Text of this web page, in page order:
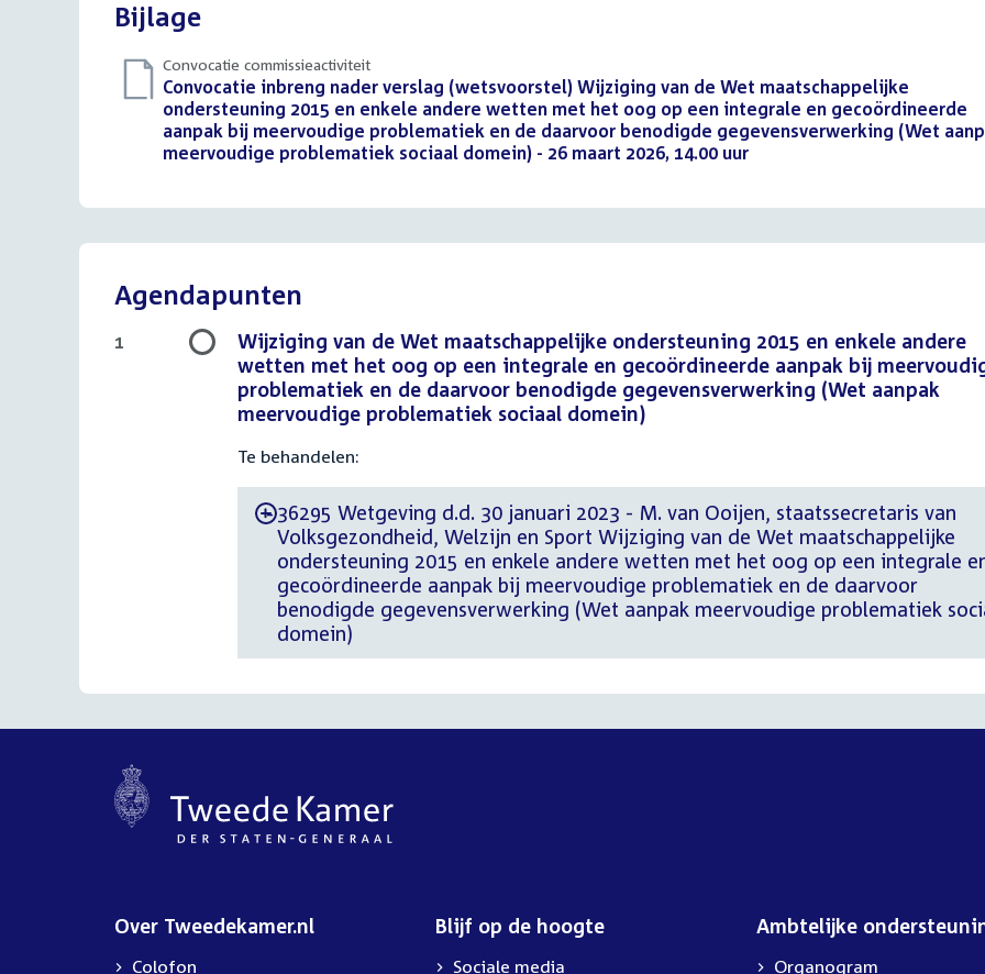
Bijlage
Convocatie commissieactiviteit
Download
bestand:
Convocatie inbreng nader verslag (wetsvoorstel) Wijziging van de Wet maatschappelijke
ondersteuning 2015 en enkele andere wetten met het oog op een integrale en gecoördineerde
aanpak bij meervoudige problematiek en de daarvoor benodigde gegevensverwerking (Wet
meervoudige problematiek sociaal domein) - 26 maart 2026, 14.00 uur
Agendapunten
Wijziging van de Wet maatschappelijke ondersteuning 2015 en enkele andere
wetten met het oog op een integrale en gecoördineerde aanpak bij
problematiek en de daarvoor benodigde gegevensverwerking (Wet aanpak
meervoudige problematiek sociaal domein)
Te behandelen:
-36295 Wetgeving d.d. 30 januari 2023 - M. van Ooijen, staatssecretaris van
Volksgezondheid, Welzijn en Sport Wijziging van de Wet maatschappelijke
ondersteuning 2015 en enkele andere wetten met het oog op een integrale
gecoördineerde aanpak bij meervoudige problematiek en de daarvoor
benodigde gegevensverwerking (Wet aanpak meervoudige problematiek
domein)
1
Over Tweedekamer.nl
Colofon
Blijf op de hoogte
Sociale media
Ambtelijke
Organogram